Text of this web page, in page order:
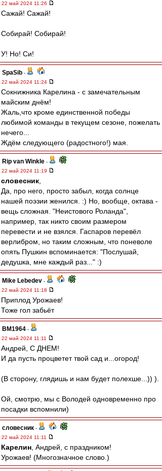
22 май 2024 11:26
Сажай! Сажай!
Собирай! Собирай!
У! Но! Си!
SpaSib -
22 май 2024 11:24
Сокнижника Карелина - с замечательным
майским днём!
Жаль,что кроме единственной победы
любимой команды в текущем сезоне, пожелать
нечего...
Ждём следующего (радостного!) мая.
Rip van Winkle -
22 май 2024 11:19
словесник
Да, про него, просто забыл, когда солнце
нашей поэзии женился. :) Но, вообще, октава -
вещь сложная. "Неистового Роланда",
например, так никто своим размером
перевести и не взялся. Гаспаров перевёл
верлибром, но таким сложным, что поневоле
опять Пушкин вспоминается: "Послушай,
дедушка, мне каждый раз..." :)
Mike Lebedev -
22 май 2024 11:18
Приплод Урожаев!
Тоже гол забьёт
BM1964 -
22 май 2024 11:11
Андрей, С ДНЕМ!
И да пусть процветет твой сад и...огород!
(В сторону, глядишь и нам будет полехше...)) ).
Ой, смотрю, мы с Володей одновременно про
посадки вспомнили)
словесник -
22 май 2024 11:11
Карелин , Андрей, с праздником!
Урожаев! (Многозначное слово.)